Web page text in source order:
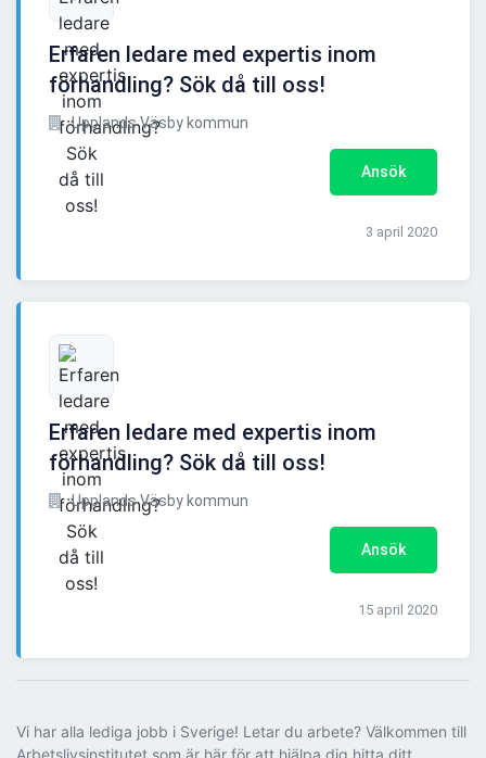
Erfaren ledare med expertis inom
förhandling? Sök då till oss!
Upplands Väsby kommun
Ansök
3 april 2020
Erfaren ledare med expertis inom
förhandling? Sök då till oss!
Upplands Väsby kommun
Ansök
15 april 2020
Vi har alla lediga jobb i Sverige! Letar du arbete? Välkommen till